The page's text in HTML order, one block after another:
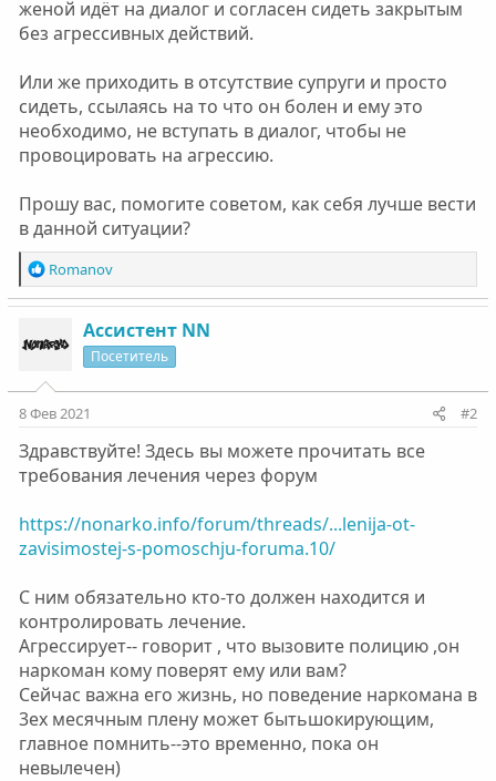
женой идёт на диалог и согласен сидеть закрытым
без агрессивных действий.
Или же приходить в отсутствие супруги и просто
сидеть, ссылаясь на то что он болен и ему это
необходимо, не вступать в диалог, чтобы не
провоцировать на агрессию.
Прошу вас, помогите советом, как себя лучше вести
в данной ситуации?
Р
е
а
ц
и
:
Romanov
Ассистент NN
Посетитель
8 Фев 2021 #2
Здравствуйте! Здесь вы можете прочитать все
требования лечения через форум
https://nonarko.info/forum/threads/...lenija-ot-
zavisimostej-s-pomoschju-foruma.10/
С ним обязательно кто-то должен находится и
контролировать лечение.
Агрессирует-- говорит , что вызовите полицию ,он
наркоман кому поверят ему или вам?
Сейчас важна его жизнь, но поведение наркомана в
3ех месячным плену может бытьшокирующим,
главное помнить--это временно, пока он
невылечен)